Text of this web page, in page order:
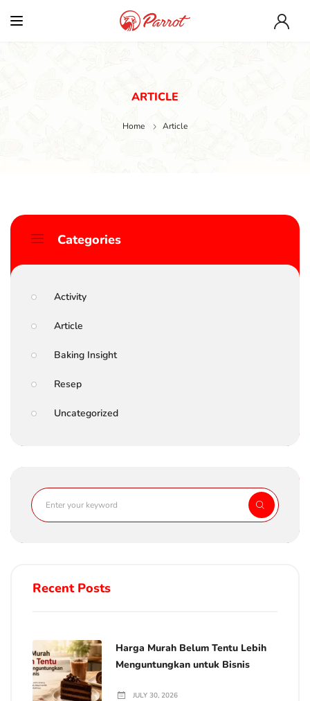
ARTICLE
Home Article
Categories
Activity
Article
Baking Insight
Resep
Uncategorized
Recent Posts
Harga Murah Belum Tentu Lebih
Menguntungkan untuk Bisnis
JULY 30, 2026